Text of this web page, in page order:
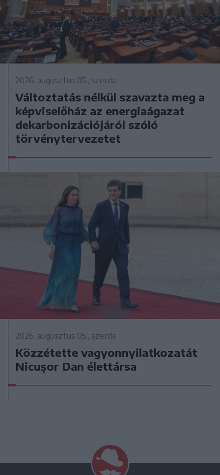
2026. augusztus 05., szerda
Változtatás nélkül szavazta meg a
képviselőház az energiaágazat
dekarbonizációjáról szóló
törvénytervezetet
2026. augusztus 05., szerda
Közzétette vagyonnyilatkozatát
Nicușor Dan élettársa